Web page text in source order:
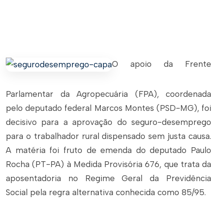
O apoio da Frente
Parlamentar da Agropecuária (FPA), coordenada
pelo deputado federal Marcos Montes (PSD-MG), foi
decisivo para a aprovação do seguro-desemprego
para o trabalhador rural dispensado sem justa causa.
A matéria foi fruto de emenda do deputado Paulo
Rocha (PT-PA) à Medida Provisória 676, que trata da
aposentadoria no Regime Geral da Previdência
Social pela regra alternativa conhecida como 85/95.